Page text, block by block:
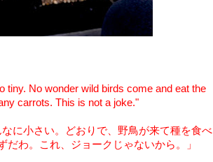
tiny. No wonder wild birds come and eat the
carrots. This is not a joke."
に小さい。どおりで、野鳥が来て種を食べ
わ。これ、ジョークじゃないから。」